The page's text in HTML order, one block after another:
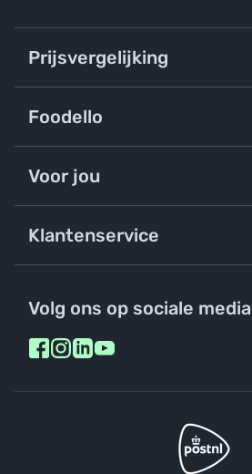
Prijsvergelijking
Foodello
Voor jou
Klantenservice
Volg ons op sociale media